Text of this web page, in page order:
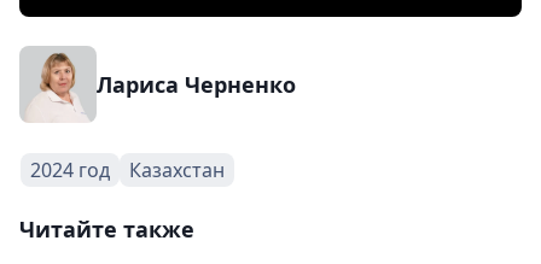
Лариса Черненко
2024 год Казахстан
Читайте также